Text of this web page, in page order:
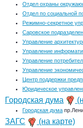
Отдел охраны
Отдел по социальной
Режимно-секретное
Саровское
Управление
Управление
Управление
Управление
Центр поддержки
Юридическое
Городская дума
Городская дума
ЗАГС (на карте)